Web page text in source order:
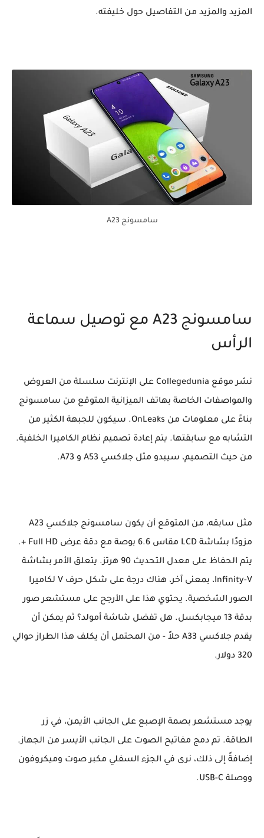
المزيد والمزيد من التفاصيل حول خليفته.
سامسونج A23
سامسونج A23 مع توصيل سماعة
الرأس
نشر موقع Collegedunia على الإنترنت سلسلة من العروض
والمواصفات الخاصة بهاتف الميزانية المتوقع من سامسونج
بناءً على معلومات من OnLeaks. سيكون للجبهة الكثير من
التشابه مع سابقتها. يتم إعادة تصميم نظام الكاميرا الخلفية.
من حيث التصميم، سيبدو مثل جلاكسي A53 و A73.
مثل سابقه، من المتوقع أن يكون سامسونج جلاكسي A23
مزودًا بشاشة LCD مقاس 6.6 بوصة مع دقة عرض Full HD +.
يتم الحفاظ على معدل التحديث 90 هرتز. يتعلق الأمر بشاشة
Infinity-V، بمعنى آخر، هناك درجة على شكل حرف V لكاميرا
الصور الشخصية. يحتوي هذا على الأرجح على مستشعر صور
بدقة 13 ميجابكسل. هل تفضل شاشة أمولد؟ ثم يمكن أن
يقدم جلاكسي A33 حلاً - من المحتمل أن يكلف هذا الطراز حوالي
320 دولار.
يوجد مستشعر بصمة الإصبع على الجانب الأيمن، في زر
الطاقة. تم دمج مفاتيح الصوت على الجانب الأيسر من الجهاز.
إضافةً إلى ذلك، نرى في الجزء السفلي مكبر صوت وميكروفون
ووصلة USB-C.